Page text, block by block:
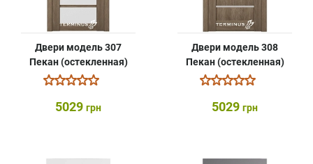
Двери модель 307
Пекан (остекленная)
5029 грн
Двери модель 308
Пекан (остекленная)
5029 грн